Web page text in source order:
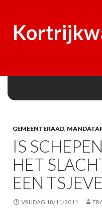
GEMEENTERAAD,
IS
HET
EEN
VRIJDAG 18/11/2011